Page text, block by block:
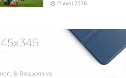
17 avril 2026